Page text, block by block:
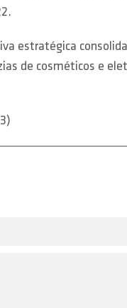
estratégica
de cosméticos e